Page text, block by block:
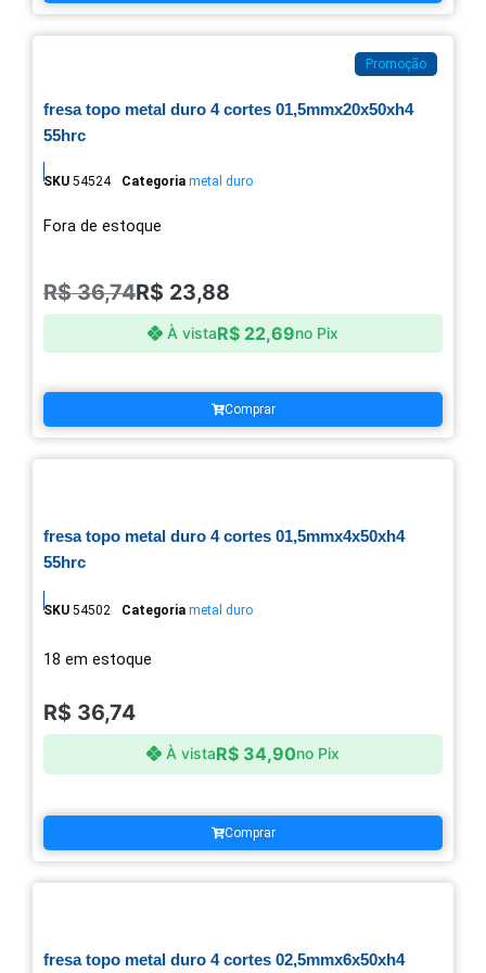
Promoção
fresa topo metal duro 4 cortes 01,5mmx20x50xh4
55hrc
SKU 54524 Categoria metal duro
Fora de estoque
R$36,74R$ 23,88
À vistaR$ 22,69no Pix
Comprar
fresa topo metal duro 4 cortes 01,5mmx4x50xh4
55hrc
SKU 54502 Categoria metal duro
18 em estoque
R$ 36,74
À vistaR$ 34,90no Pix
Comprar
fresa topo metal duro 4 cortes 02,5mmx6x50xh4